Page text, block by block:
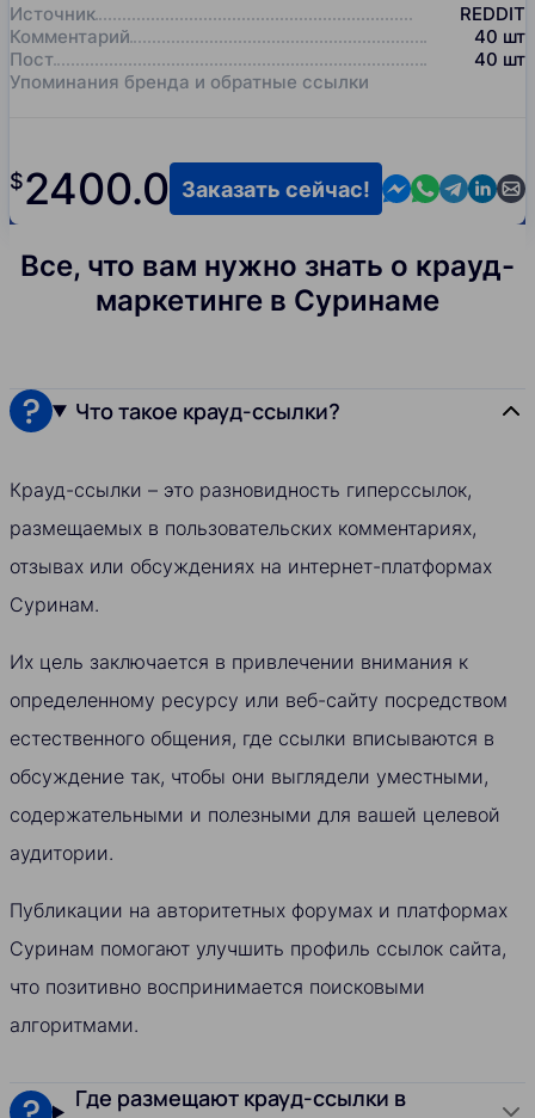
Источник
REDDIT
Комментарий
40 шт
Пост
40 шт
Упоминания бренда и обратные ссылки
$2400.0 Contact us in
Contact us
Contact
Заказать сейчас!
Все, что вам нужно знать о крауд-
маркетинге в Суринаме
Что такое крауд-ссылки?
Крауд-ссылки – это разновидность гиперссылок,
размещаемых в пользовательских комментариях,
отзывах или обсуждениях на интернет-платформах
Суринам.
Их цель заключается в привлечении внимания к
определенному ресурсу или веб-сайту посредством
естественного общения, где ссылки вписываются в
обсуждение так, чтобы они выглядели уместными,
содержательными и полезными для вашей целевой
аудитории.
Публикации на авторитетных форумах и платформах
Суринам помогают улучшить профиль ссылок сайта,
что позитивно воспринимается поисковыми
алгоритмами.
Где размещают крауд-ссылки в